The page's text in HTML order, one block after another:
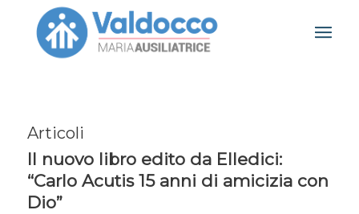
Articoli
Il nuovo libro edito da Elledici:
“Carlo Acutis 15 anni di amicizia con
Dio”